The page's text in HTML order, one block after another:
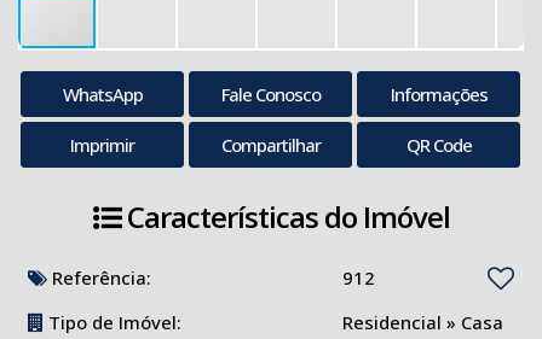
WhatsApp Fale Conosco Informações
Imprimir Compartilhar QR Code
Características do Imóvel
Referência:
912
Tipo de Imóvel:
Residencial » Casa